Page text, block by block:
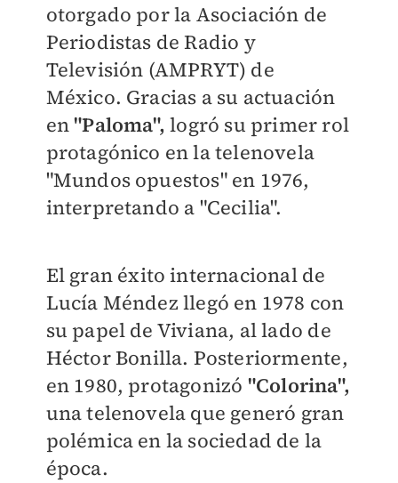
otorgado por la Asociación de
Periodistas de Radio y
Televisión (AMPRYT) de
México. Gracias a su actuación
en"Paloma", logró su primer rol
protagónico en la telenovela
"Mundos opuestos" en 1976,
interpretando a "Cecilia".
El gran éxito internacional de
Lucía Méndez llegó en 1978 con
su papel de Viviana, al lado de
Héctor Bonilla. Posteriormente,
en 1980, protagonizó "Colorina",
una telenovela que generó gran
polémica en la sociedad de la
época.